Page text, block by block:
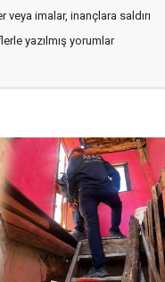
imalar, inançlara saldırı
yazılmış yorumlar